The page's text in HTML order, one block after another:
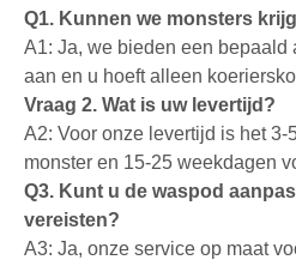
Q1. Kunnen we monsters
A1: Ja, we bieden een bepaald
aan en u hoeft alleen
Vraag 2. Wat is uw levertijd?
A2: Voor onze levertijd is het 3-
monster en 15-25 weekdagen
Q3. Kunt u de waspod
vereisten?
A3: Ja, onze service op maat